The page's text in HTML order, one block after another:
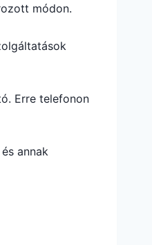
módon.
Erre telefonon
annak